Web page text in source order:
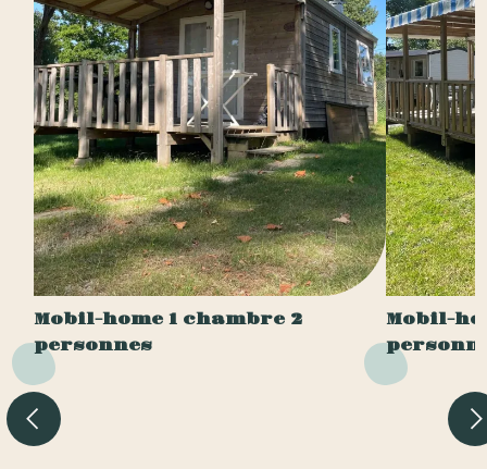
Mobil-home 1 chambre 2
personnes
Mobil-